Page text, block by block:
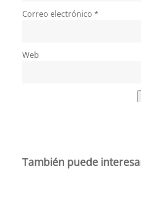
Correo electrónico *
Web
También puede